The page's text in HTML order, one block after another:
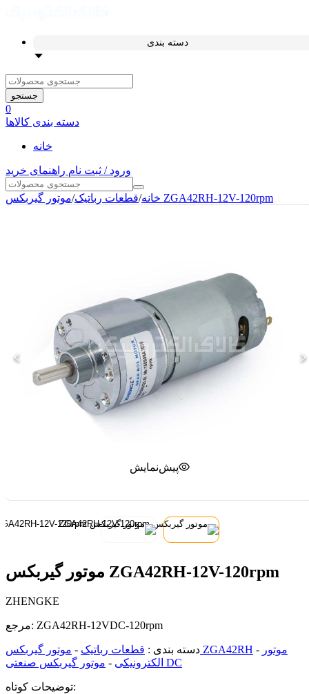
دسته بندی
جستجو
0
دسته بندی کالاها
خانه
ورود / ثبت نام راهنمای خرید
خانه/قطعات رباتیک/ موتور گیربکس ZGA42RH-12V-120rpm
پیش‌نمایش
موتور گیربکس ZGA42RH-12V-120rpm
ZHENGKE
مرجع: ZGA42RH-12VDC-120rpm
دسته بندی : قطعات رباتیک - موتور گیربکس ZGA42RH - موتور
الکترونیکی - موتور گیربکس صنعتی DC
توضیحات کوتاه: